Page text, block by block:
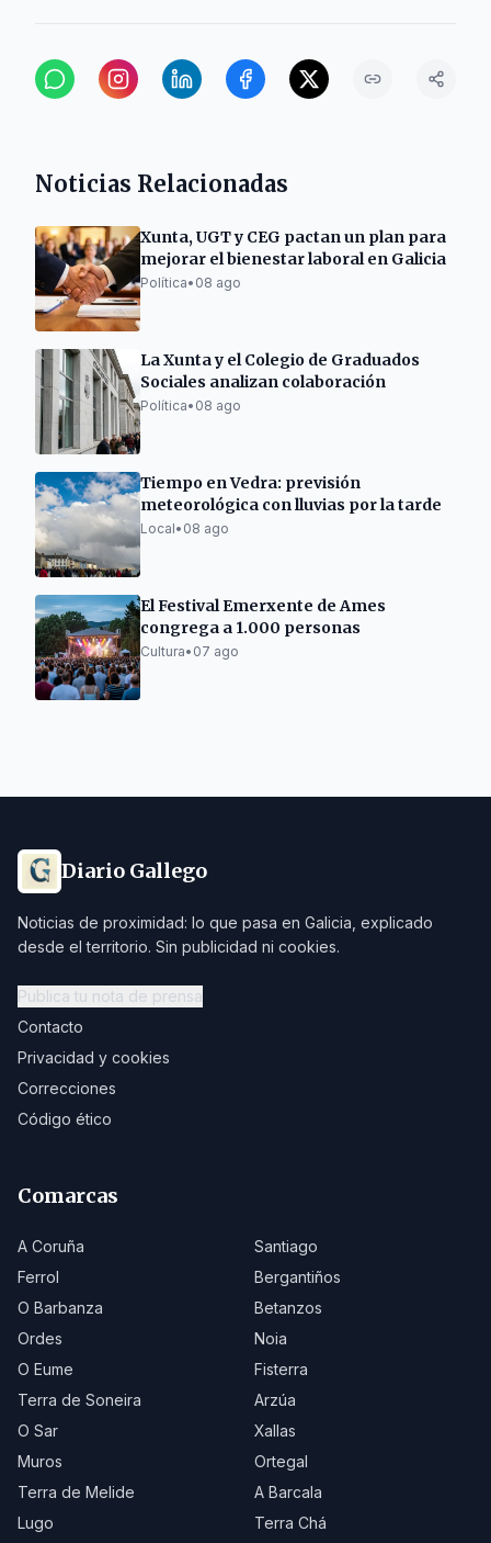
Noticias Relacionadas
Xunta, UGT y CEG pactan un plan para
mejorar el bienestar laboral en Galicia
Política• 08 ago
La Xunta y el Colegio de Graduados
Sociales analizan colaboración
Política• 08 ago
Tiempo en Vedra: previsión
meteorológica con lluvias por la tarde
Local• 08 ago
El Festival Emerxente de Ames
congrega a 1.000 personas
Cultura• 07 ago
Diario Gallego
Noticias de proximidad: lo que pasa en Galicia, explicado
desde el territorio. Sin publicidad ni cookies.
Publica tu nota de prensa
Contacto
Privacidad y cookies
Correcciones
Código ético
Comarcas
A Coruña
Santiago
Ferrol
Bergantiños
O Barbanza
Betanzos
Ordes
Noia
O Eume
Fisterra
Terra de Soneira
Arzúa
O Sar
Xallas
Muros
Ortegal
Terra de Melide
A Barcala
Lugo
Terra Chá